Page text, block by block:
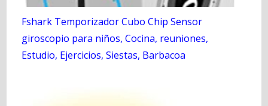
Fshark Temporizador Cubo Chip Sensor
giroscopio para niños, Cocina, reuniones,
Estudio, Ejercicios, Siestas, Barbacoa